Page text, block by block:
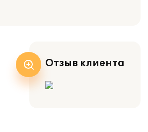
Отзыв клиента